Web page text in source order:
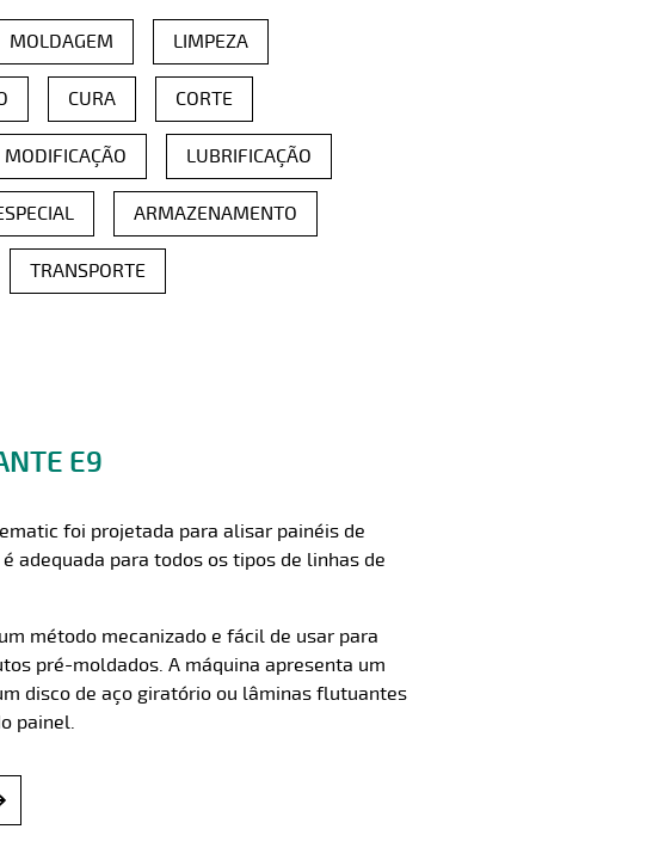
MOLDAGEM LIMPEZA
CURA CORTE
MODIFICAÇÃO LUBRIFICAÇÃO
ARMAZENAMENTO
TRANSPORTE
E9
foi projetada para alisar painéis de
adequada para todos os tipos de linhas de
método mecanizado e fácil de usar para
pré-moldados. A máquina apresenta um
disco de aço giratório ou lâminas flutuantes
painel.